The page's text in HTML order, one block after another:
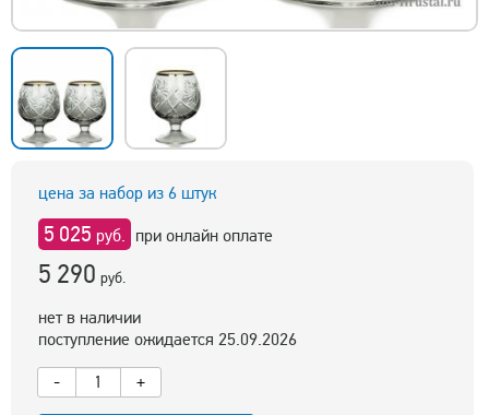
цена за набор из 6 штук
5 025 руб. при онлайн оплате
5 290 руб.
нет в наличии
поступление ожидается 25.09.2026
-
+